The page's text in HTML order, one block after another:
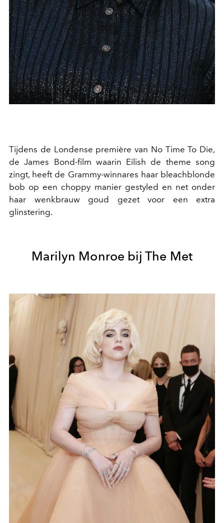
Tijdens de Londense première van No Time To Die,
de James Bond-film waarin Eilish de theme song
zingt, heeft de Grammy-winnares haar bleachblonde
bob op een choppy manier gestyled en net onder
haar wenkbrauw goud gezet voor een extra
glinstering.
Marilyn Monroe bij The Met